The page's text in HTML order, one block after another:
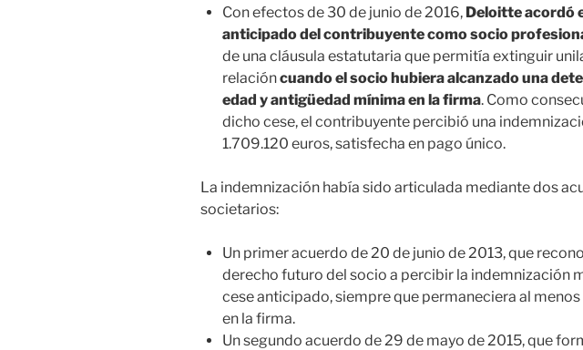
Con efectos de 30 de junio de 2016, Deloitte acordó
anticipado del contribuyente como socio
de una cláusula estatutaria que permitía extinguir
relacióncuando el socio hubiera alcanzado una
edad y antigüedad mínima en la firma. Como
dicho cese, el contribuyente percibió una
1.709.120 euros, satisfecha en pago único.
La indemnización había sido articulada mediante dos
societarios:
Un primer acuerdo de 20 de junio de 2013, que
derecho futuro del socio a percibir la indemnización
cese anticipado, siempre que permaneciera al
en la firma.
Un segundo acuerdo de 29 de mayo de 2015, que